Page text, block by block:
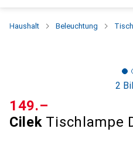
Haushalt Beleuchtung
2
Cilek Tischlampe
CHF
149.–